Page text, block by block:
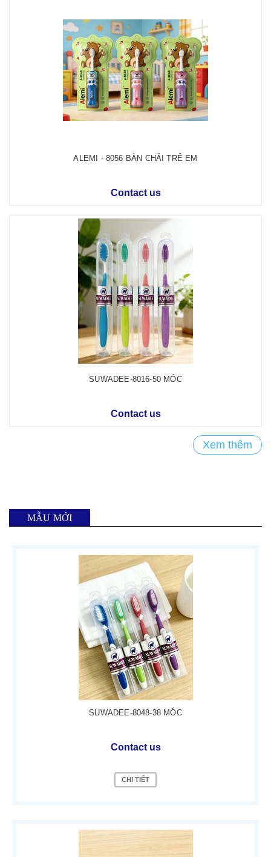
ALEMI - 8056 BÀN CHẢI TRẺ EM
Contact us
SUWADEE-8016-50 MÓC
Contact us
Xem thêm
MẪU MỚI
SUWADEE-8048-38 MÓC
Contact us
CHI TIẾT